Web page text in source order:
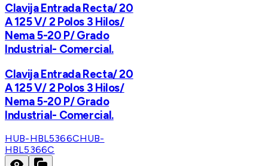
Clavija Entrada Recta/ 20
A 125 V/ 2 Polos 3 Hilos/
Nema 5-20 P/ Grado
Industrial- Comercial.
Clavija Entrada Recta/ 20
A 125 V/ 2 Polos 3 Hilos/
Nema 5-20 P/ Grado
Industrial- Comercial.
HUB-HBL5366CHUB-
HBL5366C